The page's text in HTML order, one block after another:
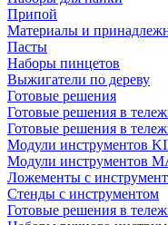
Припой
Материалы и
Пасты
Наборы пинцетов
Выжигатели по дереву
Готовые решения
Готовые решения в
Готовые решения в
Модули инструментов
Модули инструментов
Ложементы с
Стенды с инструментом
Готовые решения в